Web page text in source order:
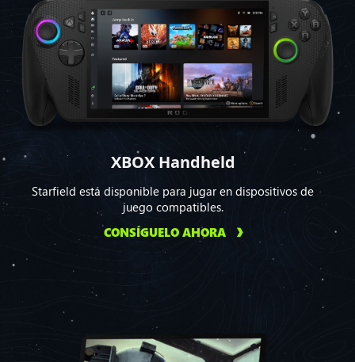
XBOX Handheld
Starfield está disponible para jugar en dispositivos de
juego compatibles.
CONSÍGUELO AHORA